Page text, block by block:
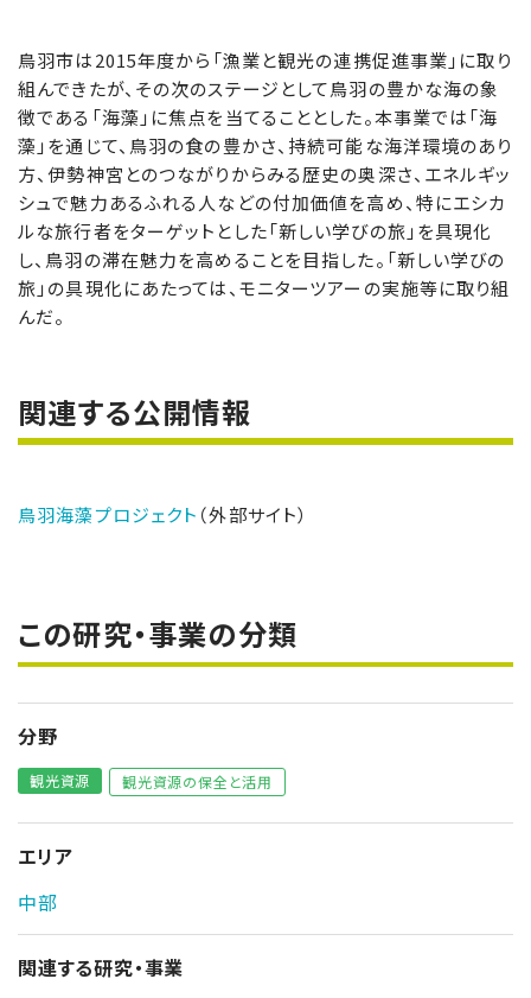
鳥羽市は2015年度から「漁業と観光の連携促進事業」に取り
組んできたが、その次のステージとして鳥羽の豊かな海の象
徴である「海藻」に焦点を当てることとした。本事業では「海
藻」を通じて、鳥羽の食の豊かさ、持続可能な海洋環境のあり
方、伊勢神宮とのつながりからみる歴史の奥深さ、エネルギッ
シュで魅力あるふれる人などの付加価値を高め、特にエシカ
ルな旅行者をターゲットとした「新しい学びの旅」を具現化
し、鳥羽の滞在魅力を高めることを目指した。「新しい学びの
旅」の具現化にあたっては、モニターツアーの実施等に取り組
んだ。
関連する公開情報
鳥羽海藻プロジェクト （外部サイト）
この研究・事業の分類
分野
観光資源 観光資源の保全と活用
エリア
中部
関連する研究・事業